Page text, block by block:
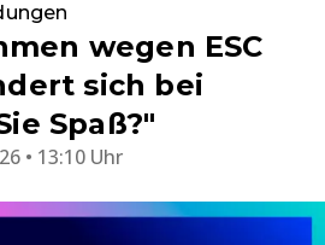
wegen ESC
sich bei
Spaß?"
• 13:10 Uhr